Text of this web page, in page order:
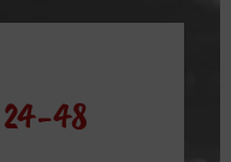
24-48